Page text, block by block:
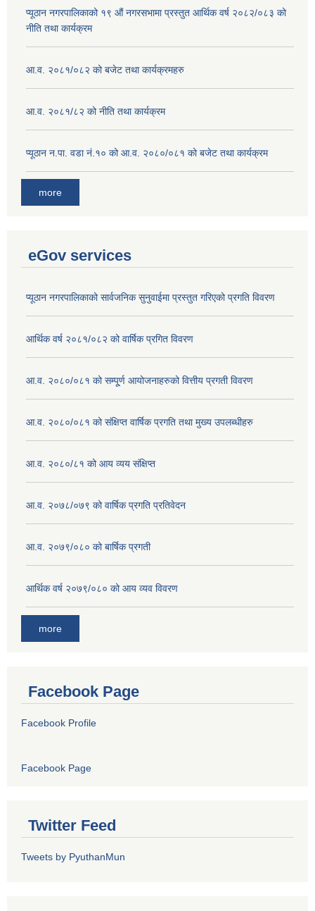
प्यूठान नगरपालिकाको १९ औं नगरसभामा प्रस्तुत आर्थिक वर्ष २०८२/०८३ को
नीति तथा कार्यक्रम
आ.व. २०८१/०८२ को बजेट तथा कार्यक्रमहरु
आ.व. २०८१/८२ को नीति तथा कार्यक्रम
प्यूठान न.पा. वडा नं.१० को आ.व. २०८०/०८१ को बजेट तथा कार्यक्रम
more
eGov services
प्यूठान नगरपालिकाको सार्वजनिक सुनुवाईमा प्रस्तुत गरिएको प्रगति विवरण
आर्थिक वर्ष २०८१/०८२ को वार्षिक प्रगित विवरण
आ.व. २०८०/०८१ को सम्पू्र्ण आयोजनाहरुको वित्तीय प्रगती विवरण
आ.व. २०८०/०८१ को संक्षिप्त वार्षिक प्रगति तथा मुख्य उपलब्धीहरु
आ.व. २०८०/८१ को आय व्यय संक्षिप्त
आ.व. २०७८/०७९ को वार्षिक प्रगति प्रतिवेदन
आ.व. २०७९/०८० को बार्षिक प्रगती
आर्थिक वर्ष २०७९/०८० को आय व्यव विवरण
more
Facebook Page
Facebook Profile
Facebook Page
Twitter Feed
Tweets by PyuthanMun